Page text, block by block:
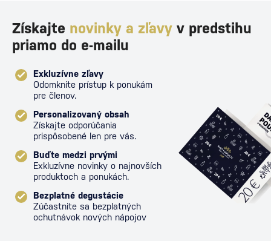
Získajte novinky a zľavy v predstihu
priamo do e-mailu
Exkluzívne zľavy
Odomknite prístup k ponukám
pre členov.
Personalizovaný obsah
Získajte odporúčania
prispôsobené len pre vás.
Buďte medzi prvými
Exkluzívne novinky o najnovších
produktoch a ponukách.
Bezplatné degustácie
Zúčastnite sa bezplatných
ochutnávok nových nápojov